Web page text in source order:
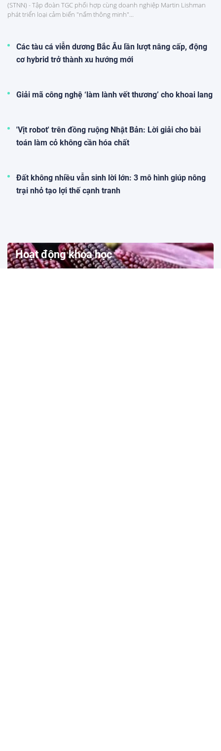
(STNN) - Tập đoàn TGC phối hợp cùng doanh nghiệp Martin Lishman
phát triển loại cảm biến "nấm thông minh"...
Các tàu cá viễn dương Bắc Âu lần lượt nâng cấp, động
cơ hybrid trở thành xu hướng mới
Giải mã công nghệ ‘làm lành vết thương’ cho khoai lang
'Vịt robot' trên đồng ruộng Nhật Bản: Lời giải cho bài
toán làm cỏ không cần hóa chất
Đất không nhiều vẫn sinh lời lớn: 3 mô hình giúp nông
trại nhỏ tạo lợi thế cạnh tranh
Hoạt động khoa học